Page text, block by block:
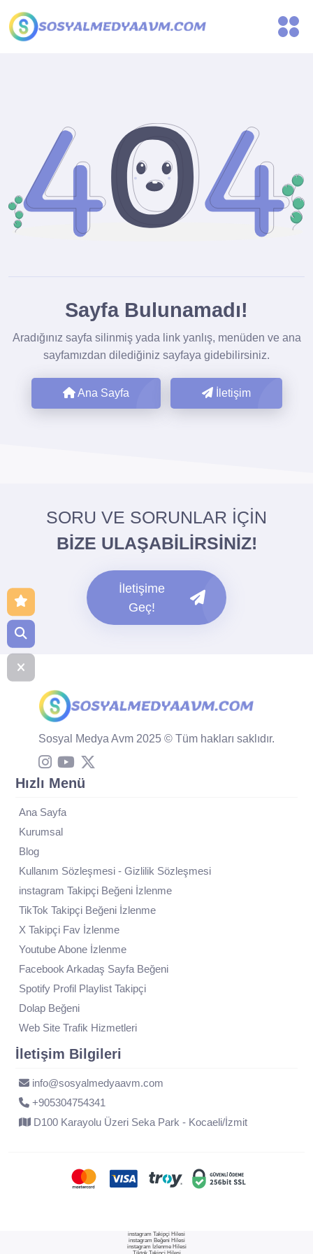
Sayfa Bulunamadı!
Aradığınız sayfa silinmiş yada link yanlış, menüden ve ana
sayfamızdan dilediğiniz sayfaya gidebilirsiniz.
Ana Sayfa İletişim
SORU VE SORUNLAR İÇİN
BİZE ULAŞABİLİRSİNİZ!
İletişime
Geç!
Sosyal Medya Avm 2025 © Tüm hakları saklıdır.
Hızlı Menü
Ana Sayfa
Kurumsal
Blog
Kullanım Sözleşmesi - Gizlilik Sözleşmesi
instagram Takipçi Beğeni İzlenme
TikTok Takipçi Beğeni İzlenme
X Takipçi Fav İzlenme
Youtube Abone İzlenme
Facebook Arkadaş Sayfa Beğeni
Spotify Profil Playlist Takipçi
Dolap Beğeni
Web Site Trafik Hizmetleri
İletişim Bilgileri
info@sosyalmedyaavm.com
+905304754341
D100 Karayolu Üzeri Seka Park - Kocaeli/İzmit
instagram Takipçi Hilesi
instagram Beğeni Hilesi
instagram İzlenme Hilesi